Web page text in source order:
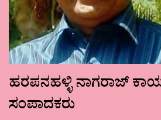
ಹರಪನಹಳ್ಳಿ ನಾಗರಾಜ್
ಸಂಪಾದಕರು